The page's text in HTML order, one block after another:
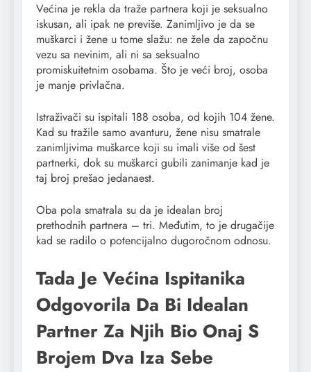
Većina je rekla da traže partnera koji je seksualno
iskusan, ali ipak ne previše. Zanimljivo je da se
muškarci i žene u tome slažu: ne žele da započnu
vezu sa nevinim, ali ni sa seksualno
promiskuitetnim osobama. Što je veći broj, osoba
je manje privlačna.
Istraživači su ispitali 188 osoba, od kojih 104 žene.
Kad su tražile samo avanturu, žene nisu smatrale
zanimljivima muškarce koji su imali više od šest
partnerki, dok su muškarci gubili zanimanje kad je
taj broj prešao jedanaest.
Oba pola smatrala su da je idealan broj
prethodnih partnera – tri. Međutim, to je drugačije
kad se radilo o potencijalno dugoročnom odnosu.
Tada Je Većina Ispitanika
Odgovorila Da Bi Idealan
Partner Za Njih Bio Onaj S
Brojem Dva Iza Sebe